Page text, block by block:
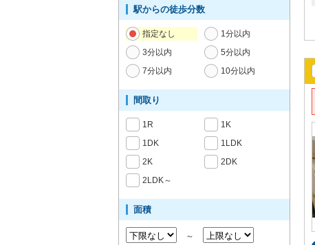
駅からの徒歩分数
指定なし
1分以内
3分以内
5分以内
7分以内
10分以内
間取り
1R
1K
1DK
1LDK
2K
2DK
2LDK～
面積
～